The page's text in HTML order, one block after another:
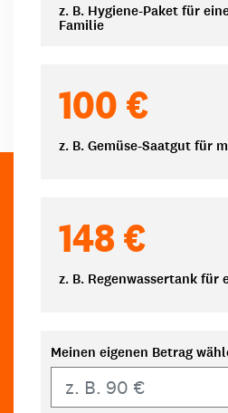
z. B. Hygiene-Paket für
Familie
100 €
z. B. Gemüse-Saatgut für
148 €
z. B. Regenwassertank für
Meinen eigenen Betrag